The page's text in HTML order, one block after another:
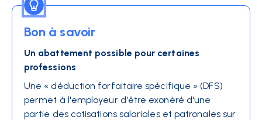
Bon à savoir
Un abattement possible pour certaines
professions
Une « déduction forfaitaire spécifique » (DFS)
permet à l'employeur d'être exonéré d'une
partie des cotisations salariales et patronales sur